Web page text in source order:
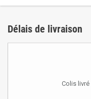
Délais de livraison
Colis